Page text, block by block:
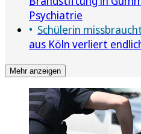
Psychiatrie
Schülerin
aus Köln verliert
Mehr anzeigen